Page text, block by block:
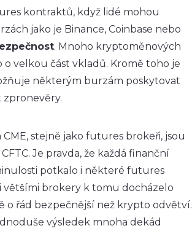
kontraktů, když lidé mohou
jako je Binance, Coinbase nebo
. Mnoho kryptoměnových
velkou část vkladů. Kromě toho je
některým burzám poskytovat
stejně jako futures brokeři, jsou
Je pravda, že každá finanční
potkalo i některé futures
většími brokery k tomu docházelo
o řád bezpečnější než krypto odvětví.
výsledek mnoha dekád